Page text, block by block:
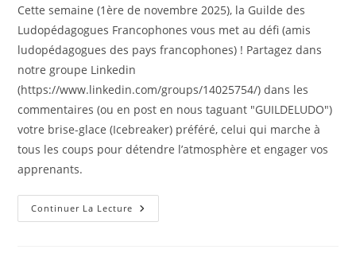
Cette semaine (1ère de novembre 2025), la Guilde des
Ludopédagogues Francophones vous met au défi (amis
ludopédagogues des pays francophones) ! Partagez dans
notre groupe Linkedin
(https://www.linkedin.com/groups/14025754/) dans les
commentaires (ou en post en nous taguant "GUILDELUDO")
votre brise-glace (Icebreaker) préféré, celui qui marche à
tous les coups pour détendre l’atmosphère et engager vos
apprenants.
Continuer La Lecture Le
Défi